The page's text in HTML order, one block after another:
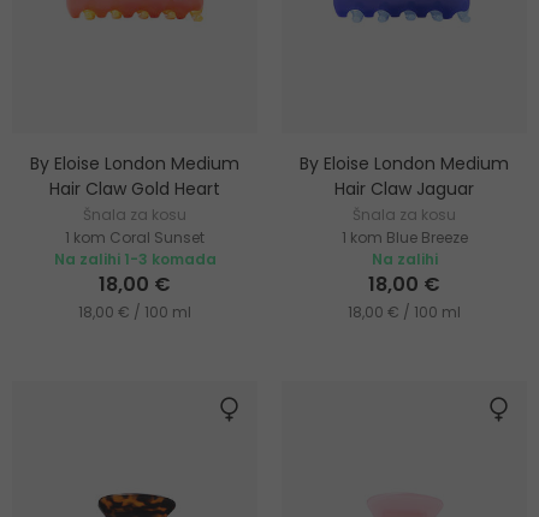
By Eloise London Medium
Hair Claw Gold Heart
Šnala za kosu
1 kom Coral Sunset
Na zalihi 1-3 komada
18,00 €
18,00 € / 100 ml
By Eloise London Medium
Hair Claw Jaguar
Šnala za kosu
1 kom Blue Breeze
Na zalihi
18,00 €
18,00 € / 100 ml